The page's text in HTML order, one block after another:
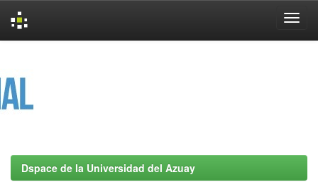
Dspace de la Universidad del Azuay